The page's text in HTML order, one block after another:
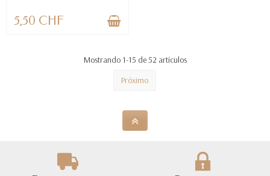
5,50 CHF
Mostrando 1-15 de 52 artículos
Próximo